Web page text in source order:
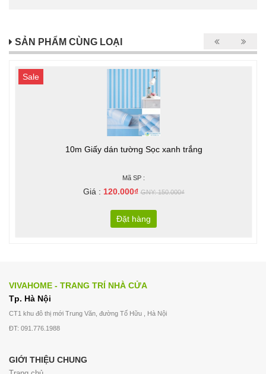
SẢN PHẨM CÙNG LOẠI
Sale
10m Giấy dán tường Sọc xanh trắng
Mã SP :
Giá : 120.000₫GNY: 150.000₫
Đặt hàng
VIVAHOME - TRANG TRÍ NHÀ CỬA
Tp. Hà Nội
CT1 khu đô thị mới Trung Văn, đường Tố Hữu , Hà Nội
ĐT: 091.776.1988
GIỚI THIỆU CHUNG